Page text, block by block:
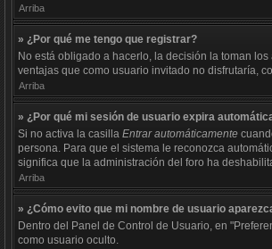
Arriba
» ¿Por qué me tengo que registrar?
No está obligado a hacerlo, la decisión la toman
ventajas que como usuario invitado no disfrutaría,
Arriba
» ¿Por qué mi sesión de usuario expira
Si no activa la casilla Entrar automáticamente
persona. Para que el sistema le reconozca
significa que la administración del foro ha
Arriba
» ¿Cómo evito que mi nombre de usuario
Dentro del Panel de Control de Usuario, en
como usuario oculto.